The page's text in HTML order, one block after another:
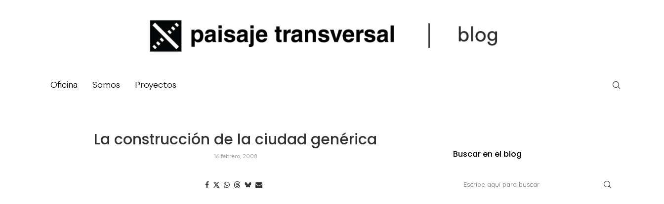
Oficina Somos Proyectos
La construcción de la ciudad genérica
16 febrero, 2008 Buscar en el blog